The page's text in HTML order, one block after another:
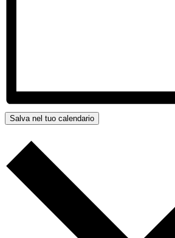
Salva nel tuo calendario